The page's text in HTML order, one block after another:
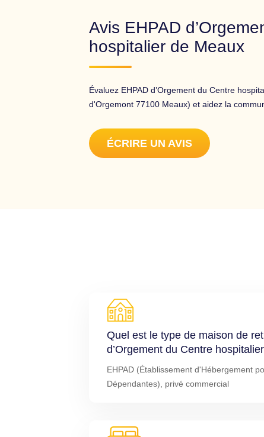
Avis EHPAD
hospitalier de Meaux
Évaluez EHPAD d’Orgement du Centre
d'Orgemont 77100 Meaux) et aidez la
ÉCRIRE UN AVIS
Quel est le type de maison de
d’Orgement du Centre
EHPAD (Établissement d'Hébergement
Dépendantes), privé commercial